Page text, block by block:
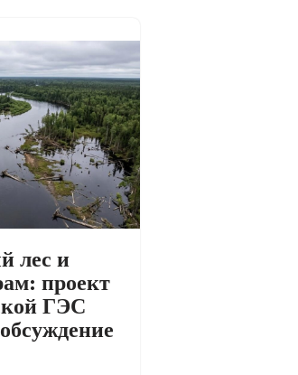
лес и
проект
ГЭС